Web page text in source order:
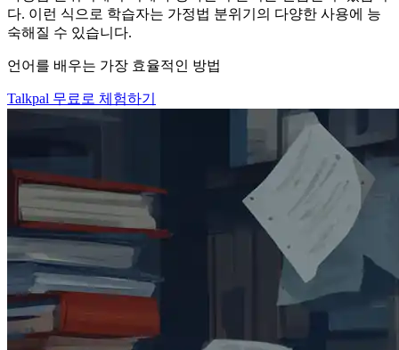
다. 이런 식으로 학습자는 가정법 분위기의 다양한 사용에 능
숙해질 수 있습니다.
언어를 배우는 가장 효율적인 방법
Talkpal 무료로 체험하기